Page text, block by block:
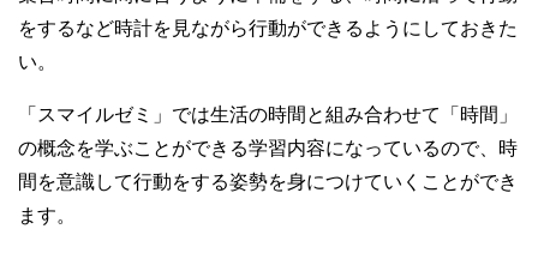
をするなど時計を見ながら行動ができるようにしておきた
い。
「スマイルゼミ」では生活の時間と組み合わせて「時間」
の概念を学ぶことができる学習内容になっているので、時
間を意識して行動をする姿勢を身につけていくことができ
ます。